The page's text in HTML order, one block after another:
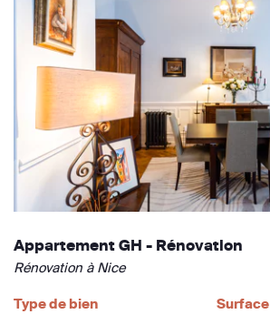
Appartement GH - Rénovation
Rénovation à Nice
Type de bien
Surface